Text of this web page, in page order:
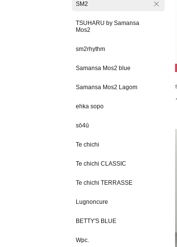
SM2
TSUHARU by Samansa
Mos2
sm2rhythm
Samansa Mos2 blue
Samansa Mos2 Lagom
ehka sopo
sō4ū
Te chichi
Te chichi CLASSIC
Te chichi TERRASSE
Lugnoncure
BETTY'S BLUE
Wpc.